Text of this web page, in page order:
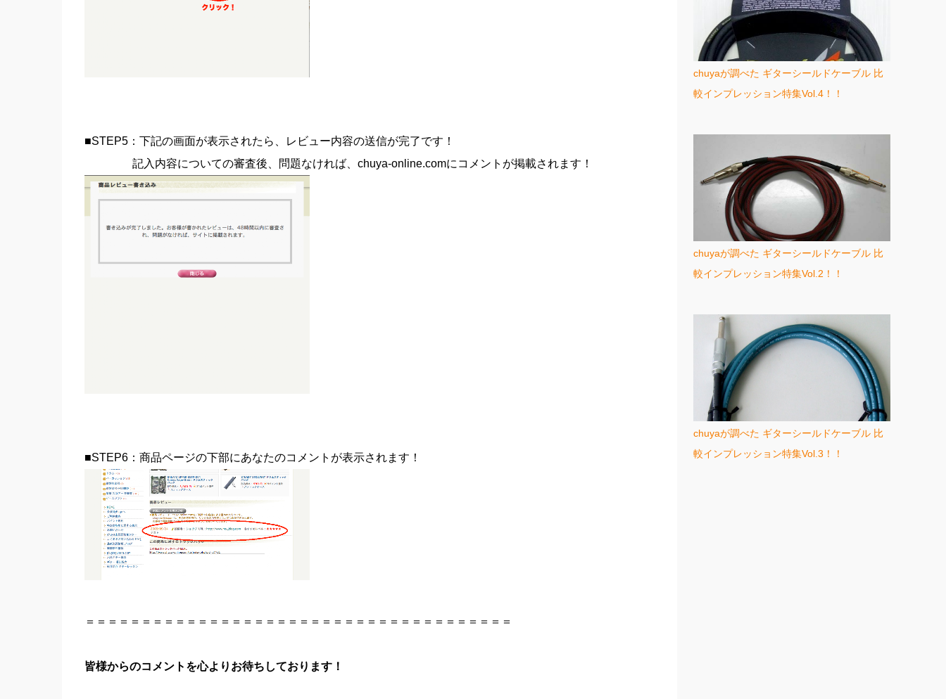
■STEP5：下記の画面が表示されたら、レビュー内容の送信が完了です！
記入内容についての審査後、問題なければ、chuya-online.comにコメントが掲載されます！
■STEP6：商品ページの下部にあなたのコメントが表示されます！
＝＝＝＝＝＝＝＝＝＝＝＝＝＝＝＝＝＝＝＝＝＝＝＝＝＝＝＝＝＝＝＝＝＝＝＝＝＝
皆様からのコメントを心よりお待ちしております！
chuyaが調べた ギターシールドケーブル 比
較インプレッション特集Vol.4！！
chuyaが調べた ギターシールドケーブル 比
較インプレッション特集Vol.2！！
chuyaが調べた ギターシールドケーブル 比
較インプレッション特集Vol.3！！